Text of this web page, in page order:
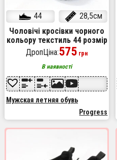
44
28,5см
Чоловічі кросівки чорного
кольору текстиль 44 розмір
ДропЦіна:575 грн
В наявності
Мужская летняя обувь
Progress